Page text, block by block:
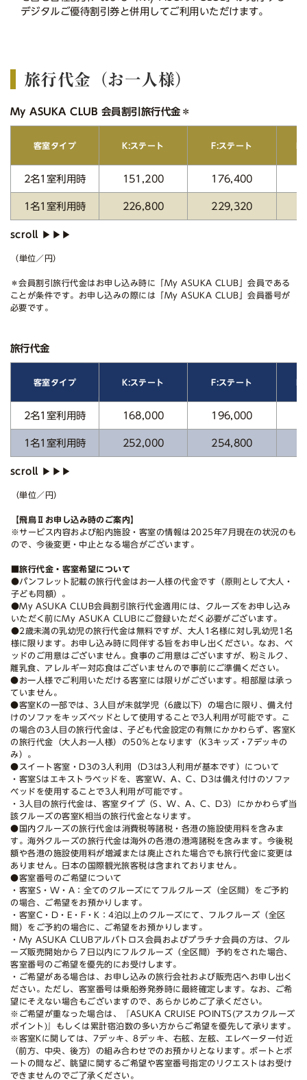
デジタルご優待割引券と併用してご利用いただけます。
旅行代金（お一人様）
My ASUKA CLUB 会員割引旅行代金＊
客室タイプ K:ステート F:ステート
2名1室利用時 151,200 176,400
1名1室利用時 226,800 229,320
（単位／円）
＊会員割引旅行代金はお申し込み時に「My ASUKA CLUB」会員である
ことが条件です。お申し込みの際には「My ASUKA CLUB」会員番号が
必要です。
旅行代金
客室タイプ K:ステート F:ステート
2名1室利用時 168,000 196,000
1名1室利用時 252,000 254,800
（単位／円）
【飛鳥Ⅱお申し込み時のご案内】
※サービス内容および船内施設・客室の情報は2025年7月現在の状況のも
ので、今後変更・中止となる場合がございます。
■旅行代金・客室希望について
●パンフレット記載の旅行代金はお一人様の代金です（原則として大人・
子ども同額）。
●My ASUKA CLUB会員割引旅行代金適用には、クルーズをお申し込み
いただく前にMy ASUKA CLUBにご登録いただく必要がございます。
●2歳未満の乳幼児の旅行代金は無料ですが、大人1名様に対し乳幼児1名
様に限ります。お申し込み時に同伴する旨をお申し出ください。なお、ベ
ッドのご用意はございません。食事のご用意はございますが、粉ミルク、
離乳食、アレルギー対応食はございませんので事前にご準備ください。
●お一人様でご利用いただける客室には限りがございます。相部屋は承っ
ていません。
●客室Kの一部では、3人目が未就学児（6歳以下）の場合に限り、備え付
けのソファをキッズベッドとして使用することで3人利用が可能です。こ
の場合の3人目の旅行代金は、子ども代金設定の有無にかかわらず、客室K
の旅行代金（大人お一人様）の50％となります（K3キッズ・7デッキの
み）。
●スイート客室・D3の3人利用（D3は3人利用が基本です）について
・客室Sはエキストラベッドを、客室W、A、C、D3は備え付けのソファ
ベッドを使用することで3人利用が可能です。
・3人目の旅行代金は、客室タイプ（S、W、A、C、D3）にかかわらず当
該クルーズの客室K相当の旅行代金となります。
●国内クルーズの旅行代金は消費税等諸税・各港の施設使用料を含みま
す。海外クルーズの旅行代金は海外の各港の港湾諸税を含みます。今後税
額や各港の施設使用料が増減または廃止された場合でも旅行代金に変更は
ありません。日本の国際観光旅客税は含まれておりません。
●客室番号のご希望について
・客室S・W・A：全てのクルーズにてフルクルーズ（全区間）をご予約
の場合、ご希望をお預かりします。
・客室C・D・E・F・K：4泊以上のクルーズにて、フルクルーズ（全区
間）をご予約の場合に、ご希望をお預かりします。
・My ASUKA CLUBアルバトロス会員およびプラチナ会員の方は、クル
ーズ販売開始から７日以内にフルクルーズ（全区間）予約をされた場合、
客室番号のご希望を優先的にお受けします。
・ご希望がある場合は、お申し込みの旅行会社および販売店へお申し出く
ださい。ただし、客室番号は乗船券発券時に最終確定します。なお、ご希
望にそえない場合もございますので、あらかじめご了承ください。
※ご希望が重なった場合は、『ASUKA CRUISE POINTS(アスカクルーズ
ポイント)』もしくは累計宿泊数の多い方からご希望を優先して承ります。
※客室Kに関しては、7デッキ、8デッキ、右舷、左舷、エレベーター付近
（前方、中央、後方）の組み合わせでのお預かりとなります。ボートとボ
ートの間など、眺望に関するご希望や客室番号指定のリクエストはお受け
できませんのでご了承ください。